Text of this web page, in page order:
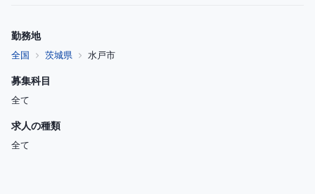
勤務地
全国 茨城県 水戸市
募集科目
全て
求人の種類
全て